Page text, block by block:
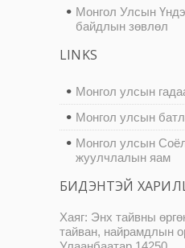
Монгол Улсын
байдлын зөвлөл
LINKS
Монгол улсын
Монгол улсын
Монгол улсын
жуулчлалын яам
БИДЭНТЭЙ
Хаяг: Энх тайвны
тайван, найрамдлын